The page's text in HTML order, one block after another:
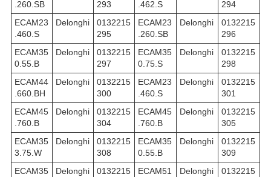
.260.SB 293 .462.S
294
ECAM23
.460.S
Delonghi
0132215
295
ECAM23
.260.SB
Delonghi
0132215
296
ECAM35
0.55.B
Delonghi
0132215
297
ECAM35
0.75.S
Delonghi
0132215
298
ECAM44
.660.BH
Delonghi
0132215
300
ECAM23
.460.S
Delonghi
0132215
301
ECAM45
.760.B
Delonghi
0132215
304
ECAM45
.760.B
Delonghi
0132215
305
ECAM35
3.75.W
Delonghi
0132215
308
ECAM35
0.55.B
Delonghi
0132215
309
ECAM35
Delonghi
0132215
ECAM51
Delonghi
0132215